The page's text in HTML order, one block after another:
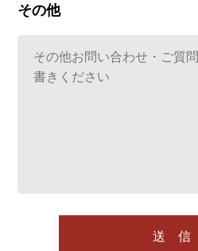
その他
送信